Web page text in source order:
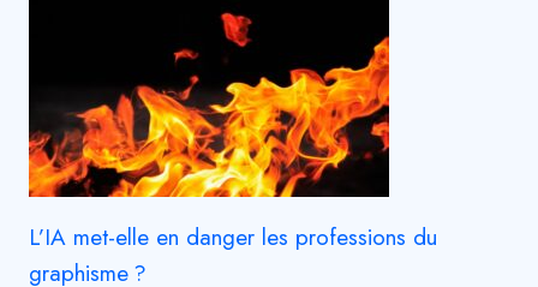
L’IA met-elle en danger les professions du
graphisme ?